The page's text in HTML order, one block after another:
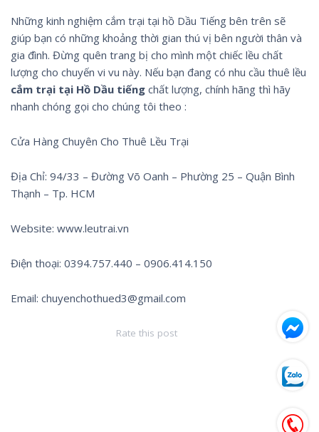
Những kinh nghiệm cắm trại tại hồ Dầu Tiếng bên trên sẽ
giúp bạn có những khoảng thời gian thú vị bên người thân và
gia đình. Đừng quên trang bị cho mình một chiếc lều chất
lượng cho chuyến vi vu này. Nếu bạn đang có nhu cầu thuê lều
cắm trại tại Hồ Dầu tiếng chất lượng, chính hãng thì hãy
nhanh chóng gọi cho chúng tôi theo :
Cửa Hàng Chuyên Cho Thuê Lều Trại
Địa Chỉ: 94/33 – Đường Võ Oanh – Phường 25 – Quận Bình
Thạnh – Tp. HCM
Website: www.leutrai.vn
Điện thoại: 0394.757.440 – 0906.414.150
Email: chuyenchothued3@gmail.com
Rate this post